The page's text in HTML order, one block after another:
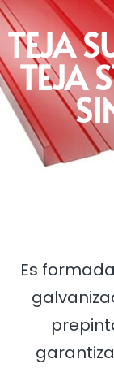
TEJA
TEJA
Es